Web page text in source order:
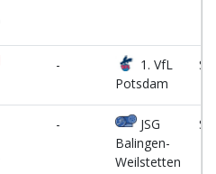
-
1. VfL
Potsdam
-
JSG
Balingen-
Weilstetten